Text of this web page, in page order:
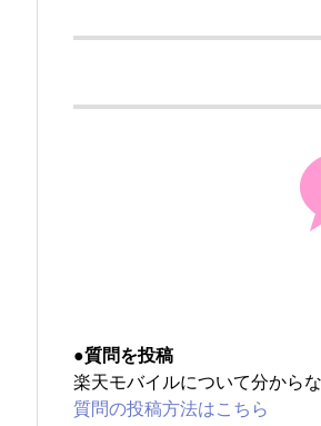
●質問を投稿
楽天モバイルについて分から
質問の投稿方法はこちら